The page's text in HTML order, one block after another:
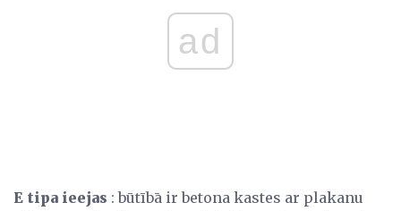
ad
E tipa ieejas : būtībā ir betona kastes ar plakanu